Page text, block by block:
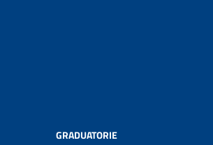
GRADUATORIE